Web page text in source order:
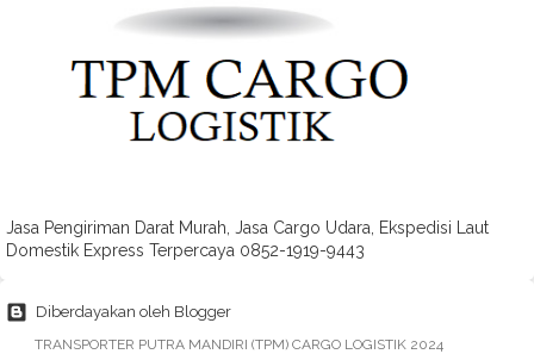
Jasa Pengiriman Darat Murah, Jasa Cargo Udara, Ekspedisi Laut
Domestik Express Terpercaya 0852-1919-9443
Diberdayakan oleh Blogger
TRANSPORTER PUTRA MANDIRI (TPM) CARGO LOGISTIK 2024